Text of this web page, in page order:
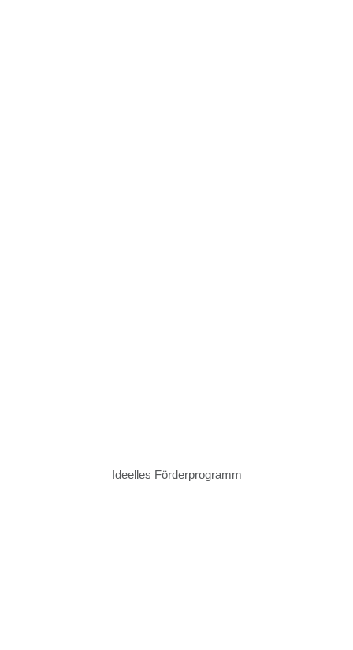
Ideelles Förderprogramm